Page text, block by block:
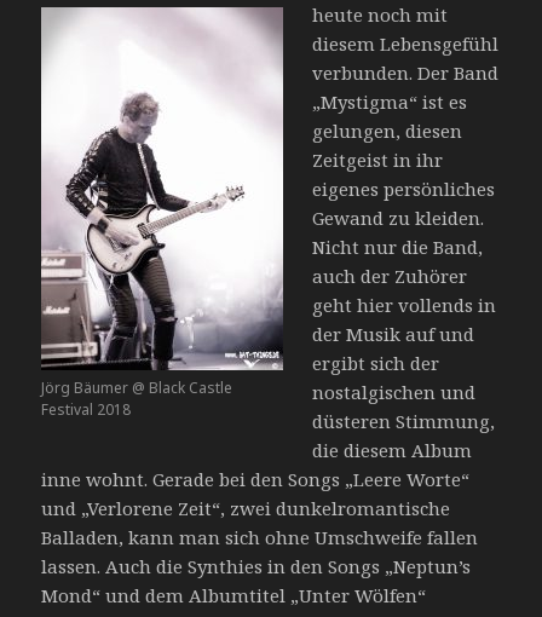
Jörg Bäumer @ Black Castle
Festival 2018
heute noch mit
diesem Lebensgefühl
verbunden. Der Band
„Mystigma“ ist es
gelungen, diesen
Zeitgeist in ihr
eigenes persönliches
Gewand zu kleiden.
Nicht nur die Band,
auch der Zuhörer
geht hier vollends in
der Musik auf und
ergibt sich der
nostalgischen und
düsteren Stimmung,
die diesem Album
inne wohnt. Gerade bei den Songs „Leere Worte“
und „Verlorene Zeit“, zwei dunkelromantische
Balladen, kann man sich ohne Umschweife fallen
lassen. Auch die Synthies in den Songs „Neptun’s
Mond“ und dem Albumtitel „Unter Wölfen“